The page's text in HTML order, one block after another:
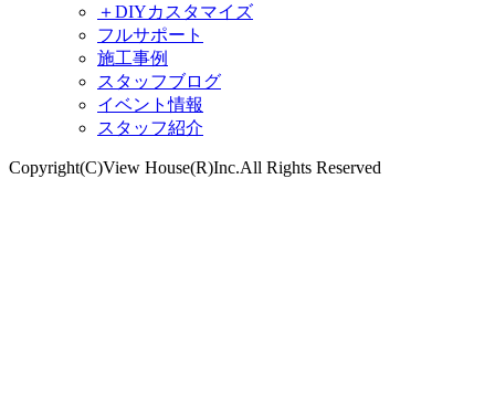
＋DIYカスタマイズ
フルサポート
施工事例
スタッフブログ
イベント情報
スタッフ紹介
Copyright(C)View House(R)Inc.All Rights Reserved